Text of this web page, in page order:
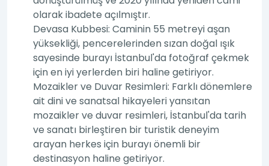
olarak ibadete açılmıştır.
Devasa Kubbesi: Caminin 55 metreyi aşan
yüksekliği, pencerelerinden sızan doğal ışık
sayesinde burayı İstanbul'da fotoğraf çekmek
için en iyi yerlerden biri haline getiriyor.
Mozaikler ve Duvar Resimleri: Farklı dönemlere
ait dini ve sanatsal hikayeleri yansıtan
mozaikler ve duvar resimleri, İstanbul'da tarih
ve sanatı birleştiren bir turistik deneyim
arayan herkes için burayı önemli bir
destinasyon haline getiriyor.